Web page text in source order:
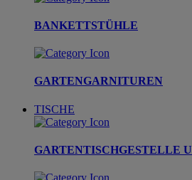
BANKETTSTÜHLE
GARTENGARNITUREN
TISCHE
GARTENTISCHGESTELLE